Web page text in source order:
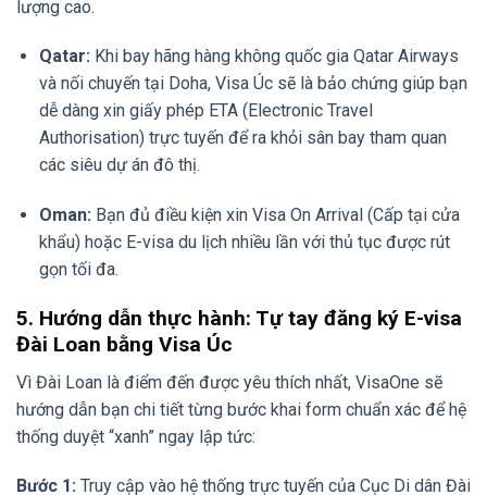
lượng cao.
Qatar: Khi bay hãng hàng không quốc gia Qatar Airways
và nối chuyến tại Doha, Visa Úc sẽ là bảo chứng giúp bạn
dễ dàng xin giấy phép ETA (Electronic Travel
Authorisation) trực tuyến để ra khỏi sân bay tham quan
các siêu dự án đô thị.
Oman: Bạn đủ điều kiện xin Visa On Arrival (Cấp tại cửa
khẩu) hoặc E-visa du lịch nhiều lần với thủ tục được rút
gọn tối đa.
5. Hướng dẫn thực hành: Tự tay đăng ký E-visa
Đài Loan bằng Visa Úc
Vì Đài Loan là điểm đến được yêu thích nhất, VisaOne sẽ
hướng dẫn bạn chi tiết từng bước khai form chuẩn xác để hệ
thống duyệt “xanh” ngay lập tức:
Bước 1: Truy cập vào hệ thống trực tuyến của Cục Di dân Đài